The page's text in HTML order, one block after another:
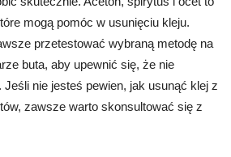
mogą pomóc w usunięciu kleju.
przetestować wybraną metodę na
buta, aby upewnić się, że nie
Jeśli nie jesteś pewien, jak usunąć klej z
zawsze warto skonsultować się z